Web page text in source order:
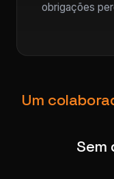
obrigações
Um
Sem